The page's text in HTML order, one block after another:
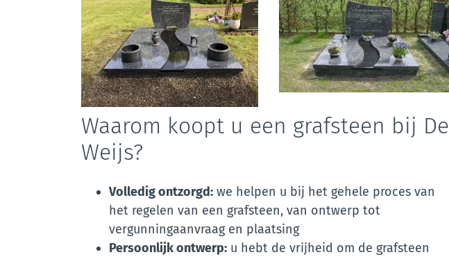
overslaan
Waarom koopt u een grafsteen bij De
Weijs?
Volledig ontzorgd: we helpen u bij het gehele proces van
het regelen van een grafsteen, van ontwerp tot
vergunningaanvraag en plaatsing
Persoonlijk ontwerp: u hebt de vrijheid om de grafsteen